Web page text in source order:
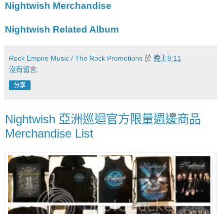
Nightwish Merchandise
Nightwish Related Album
Rock Empire Music / The Rock Promotions 於 晚上8:11
沒有留言:
分享
Nightwish 亞洲巡迴官方限量週邊商品
Merchandise List